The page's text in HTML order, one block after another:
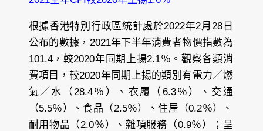
根據香港特別行政區統計處於2022年2月28日
公布的數據，2021年下半年消費者物價指數為
101.4，較2020年同期上揚2.1％。觀察各類消
費項目，較2020年同期上揚的類別有電力／燃
氣／水（28.4％）、衣履（6.3％）、交通
（5.5％）、食品（2.5％）、住屋（0.2％）、
耐用物品（2.0％）、雜項服務（0.9％）；呈